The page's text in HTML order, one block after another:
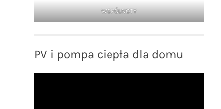
WSPÓLNOTY
PV i pompa ciepła dla domu